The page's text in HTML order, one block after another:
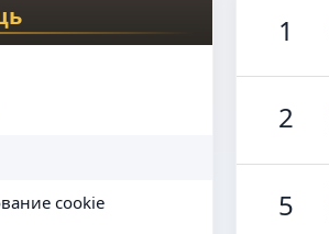
cookie
1
2
5